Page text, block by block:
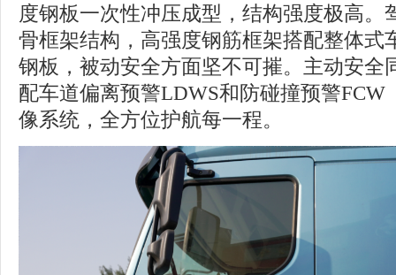
度钢板一次性冲压成型，结构强度极高。
骨框架结构，高强度钢筋框架搭配整体式
钢板，被动安全方面坚不可摧。主动安全
配车道偏离预警LDWS和防碰撞预警FCW
像系统，全方位护航每一程。